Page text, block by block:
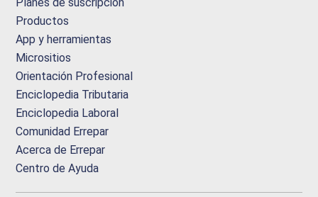
Productos
App y herramientas
Micrositios
Orientación Profesional
Enciclopedia Tributaria
Enciclopedia Laboral
Comunidad Errepar
Acerca de Errepar
Centro de Ayuda